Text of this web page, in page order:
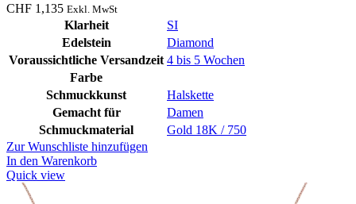
CHF 1,135 Exkl. MwSt
Klarheit
SI
Edelstein
Diamond
Voraussichtliche Versandzeit 4 bis 5 Wochen
Farbe
Schmuckkunst
Halskette
Gemacht für
Damen
Schmuckmaterial
Gold 18K / 750
Zur Wunschliste hinzufügen
In den Warenkorb
Quick view